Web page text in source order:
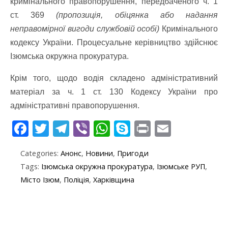
ст. 369(пропозиція, обіцянка або надання
неправомірної вигоди службовій особі) Кримінального
кодексу України. Процесуальне керівництво здійснює
Ізюмська окружна прокуратура.
Крім того, щодо водія складено адміністративний
матеріал за ч. 1 ст. 130 Кодексу України про
адміністративні правопорушення.
F
e
b
T
itt
er
T
e
gr
Vi
er
W
at
s
S
y
p
Pr
t ai
Categories: Анонс, Новини, Пригоди
Tags: Ізюмська окружна прокуратура, Ізюмське РУП,
Місто Ізюм, Поліція, Харківщина